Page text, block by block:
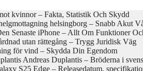
kvinnor – Fakta, Statistik Och Skydd
helsingborg – Snabb Akut
Senaste iPhone – Allt Om Funktioner
utan rättegång – Trygg Juridisk Väg
för vind – Skydda Din Egendom
Andreas Duplantis – Bröderna i
S25 Edge – Releasedatum,